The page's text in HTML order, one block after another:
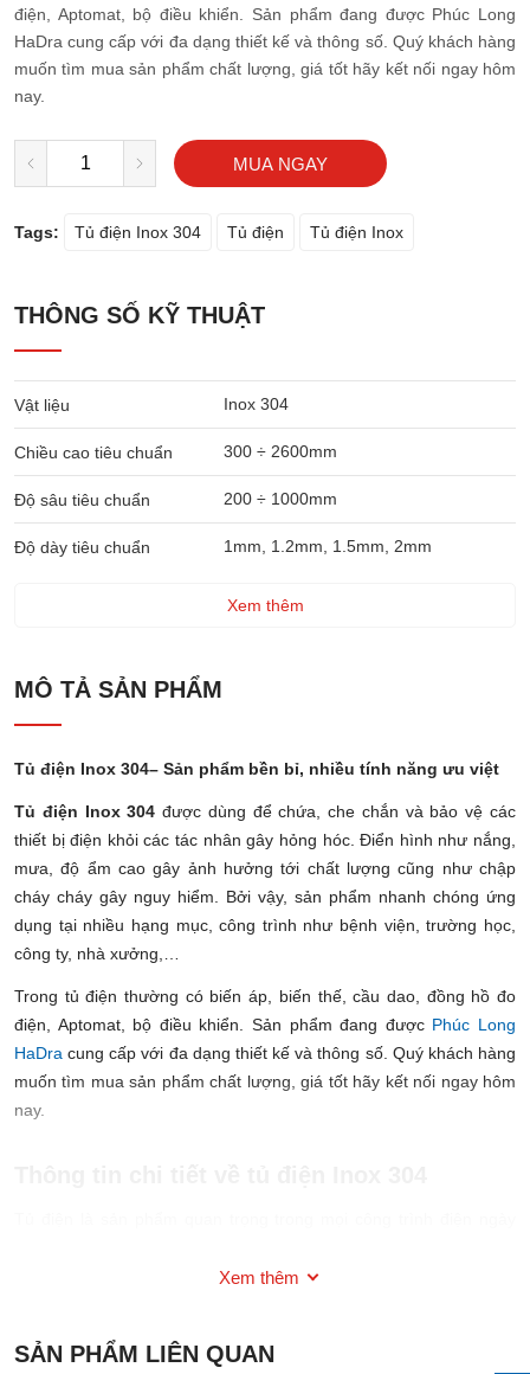
điện, Aptomat, bộ điều khiển. Sản phẩm đang được Phúc Long
HaDra cung cấp với đa dạng thiết kế và thông số. Quý khách hàng
muốn tìm mua sản phẩm chất lượng, giá tốt hãy kết nối ngay hôm
nay.
MUA NGAY
Tags: Tủ điện Inox 304 Tủ điện Tủ điện Inox
THÔNG SỐ KỸ THUẬT
Vật liệu Inox 304
Chiều cao tiêu chuẩn 300 ÷ 2600mm
Độ sâu tiêu chuẩn 200 ÷ 1000mm
Độ dày tiêu chuẩn 1mm, 1.2mm, 1.5mm, 2mm
Xem thêm
MÔ TẢ SẢN PHẨM
Tủ điện Inox 304– Sản phẩm bền bỉ, nhiều tính năng ưu việt
Tủ điện Inox 304được dùng để chứa, che chắn và bảo vệ các
thiết bị điện khỏi các tác nhân gây hỏng hóc. Điển hình như nắng,
mưa, độ ẩm cao gây ảnh hưởng tới chất lượng cũng như chập
cháy cháy gây nguy hiểm. Bởi vậy, sản phẩm nhanh chóng ứng
dụng tại nhiều hạng mục, công trình như bệnh viện, trường học,
công ty, nhà xưởng,…
Trong tủ điện thường có biến áp, biến thế, cầu dao, đồng hồ đo
điện, Aptomat, bộ điều khiển. Sản phẩm đang được Phúc Long
HaDra cung cấp với đa dạng thiết kế và thông số. Quý khách hàng
muốn tìm mua sản phẩm chất lượng, giá tốt hãy kết nối ngay hôm
nay.
hàng yêu thích và chuộng hơn cả.
liệu khác, Inox 304 sở hữu nhiều điểm vượt trội hơn hẳn. Không
Xem thêm
SẢN PHẨM LIÊN QUAN